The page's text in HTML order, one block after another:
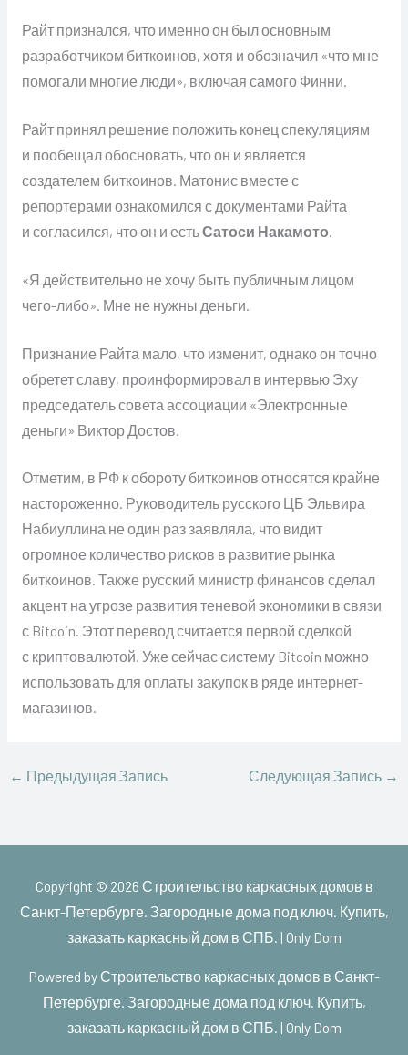
Райт признался, что именно он был основным
разработчиком биткоинов, хотя и обозначил «что мне
помогали многие люди», включая самого Финни.
Райт принял решение положить конец спекуляциям
и пообещал обосновать, что он и является
создателем биткоинов. Матонис вместе с
репортерами ознакомился с документами Райта
и согласился, что он и естьСатоси Накамото.
«Я действительно не хочу быть публичным лицом
чего-либо». Мне не нужны деньги.
Признание Райта мало, что изменит, однако он точно
обретет славу, проинформировал в интервью Эху
председатель совета ассоциации «Электронные
деньги» Виктор Достов.
Отметим, в РФ к обороту биткоинов относятся крайне
настороженно. Руководитель русского ЦБ Эльвира
Набиуллина не один раз заявляла, что видит
огромное количество рисков в развитие рынка
биткоинов. Также русский министр финансов сделал
акцент на угрозе развития теневой экономики в связи
с Bitcoin. Этот перевод считается первой сделкой
с криптовалютой. Уже сейчас систему Bitcoin можно
использовать для оплаты закупок в ряде интернет-
магазинов.
← Предыдущая Запись Следующая Запись →
Copyright © 2026 Строительство каркасных домов в
Санкт-Петербурге. Загородные дома под ключ. Купить,
заказать каркасный дом в СПБ. | Only Dom
Powered by Строительство каркасных домов в Санкт-
Петербурге. Загородные дома под ключ. Купить,
заказать каркасный дом в СПБ. | Only Dom